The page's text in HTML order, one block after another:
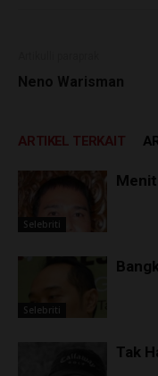
Neno Warisman
ARTIKEL TERKAIT
Selebriti
Selebriti
Tak